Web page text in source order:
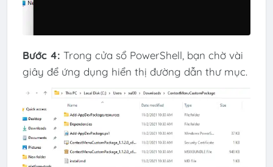
Bước 4: Trong cửa sổ PowerShell, bạn chờ vài
giây để ứng dụng hiển thị đường dẫn thư mục.